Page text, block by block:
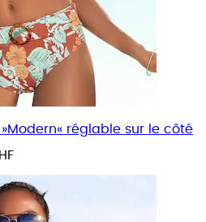
réglable sur le côté